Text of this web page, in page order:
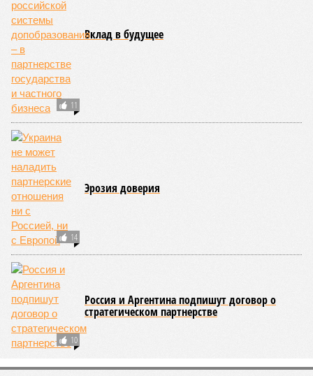
старение, но сами по себе они не могут объяснить
наблюдаемую смертность, –
соавтора исследованияДмитрия Крюкова
сотрудника Центра био- и медицинских технологий
Сколтеха и старшего научного сотрудника AIRI. –
означает, что другие механизмы старения, такие как
потеря протеостаза, митохондриальная дисфункция или
эпигенетические изменения, вносят сопоставимый вклад
в ограничение продолжительности жизни».
Впрочем, исключение соматических мутаций в любом
случае сильно бы продлило человеческую жизнь. Но как
их исключить? Ведь всё это зависит от множества
вводных, от обычных ошибок при делении клеток до
стрессовых факторов, состояния окружающей среды и
воздействия вирусов. На этот вопрос ответа у учёных из
Сколкова нет. Во всяком случае, пока нет.
Кстати
Самым долгоживущим человеком на Земле остаётся
француженка Жанна Кальман, родившаяся 21 февраля
1875 года в Арле и там же скончавшаяся 4 августа
1997-го, – на момент смерти ей было 122 года и 164
дня.